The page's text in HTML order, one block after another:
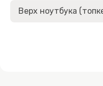
Верх ноутбука